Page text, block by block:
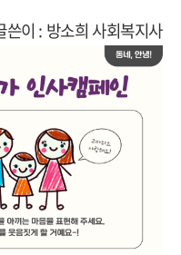
쓴이 : 방소희 사회복지사